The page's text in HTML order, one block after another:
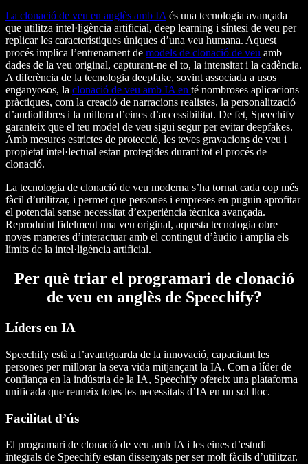
La clonació de veu en anglès amb IA és una tecnologia avançada
que utilitza intel·ligència artificial, deep learning i síntesi de veu per
replicar les característiques úniques d’una veu humana. Aquest
procés implica l’entrenament de models de clonació de veu amb
dades de la veu original, capturant-ne el to, la intensitat i la cadència.
A diferència de la tecnologia deepfake, sovint associada a usos
enganyosos, la clonació de veu amb IA en té nombroses aplicacions
pràctiques, com la creació de narracions realistes, la personalització
d’audiollibres i la millora d’eines d’accessibilitat. De fet, Speechify
garanteix que el teu model de veu sigui segur per evitar deepfakes.
Amb mesures estrictes de protecció, les teves gravacions de veu i
propietat intel·lectual estan protegides durant tot el procés de
clonació.
La tecnologia de clonació de veu moderna s’ha tornat cada cop més
fàcil d’utilitzar, i permet que persones i empreses en puguin aprofitar
el potencial sense necessitat d’experiència tècnica avançada.
Reproduint fidelment una veu original, aquesta tecnologia obre
noves maneres d’interactuar amb el contingut d’àudio i amplia els
límits de la intel·ligència artificial.
Per què triar el programari de clonació
de veu en anglès de Speechify?
Líders en IA
Speechify està a l’avantguarda de la innovació, capacitant les
persones per millorar la seva vida mitjançant la IA. Com a líder de
confiança en la indústria de la IA, Speechify ofereix una plataforma
unificada que reuneix totes les necessitats d’IA en un sol lloc.
Facilitat d’ús
El programari de clonació de veu amb IA i les eines d’estudi
integrals de Speechify estan dissenyats per ser molt fàcils d’utilitzar.